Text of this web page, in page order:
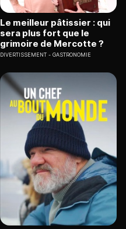
Le meilleur pâtissier : qui
sera plus fort que le
grimoire de Mercotte ?
DIVERTISSEMENT GASTRONOMIE